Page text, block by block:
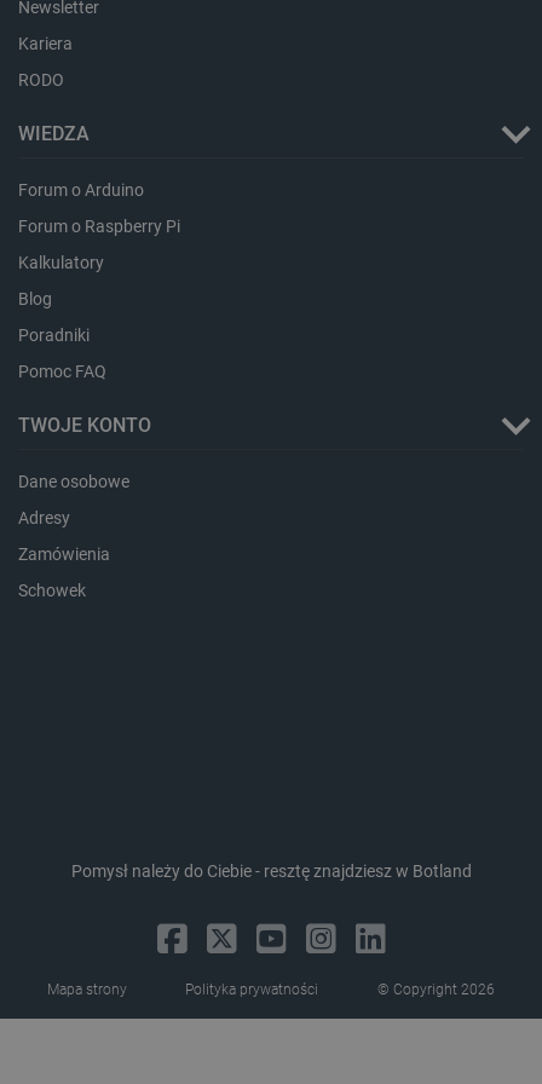
Newsletter
Kariera
RODO
WIEDZA
Forum o Arduino
Forum o Raspberry Pi
Kalkulatory
Blog
Poradniki
Pomoc FAQ
TWOJE KONTO
Dane osobowe
Adresy
Zamówienia
Schowek
Pomysł należy do Ciebie - resztę znajdziesz w Botland
Mapa strony Polityka prywatności © Copyright 2026
CookieScriptConsent